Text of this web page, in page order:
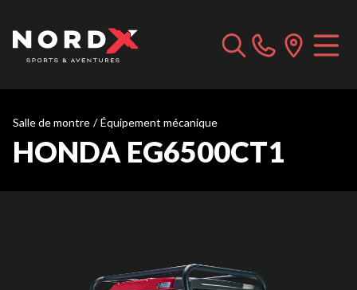
Salle de montre / Équipement mécanique
HONDA EG6500CT1